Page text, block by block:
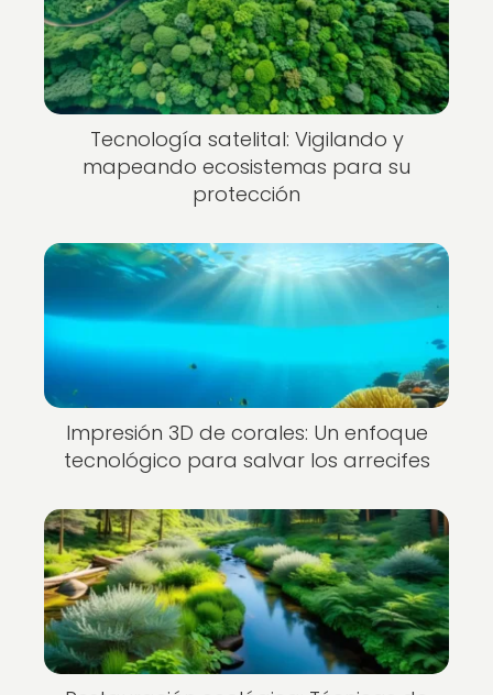
Tecnología satelital: Vigilando y
mapeando ecosistemas para su
protección
Impresión 3D de corales: Un enfoque
tecnológico para salvar los arrecifes